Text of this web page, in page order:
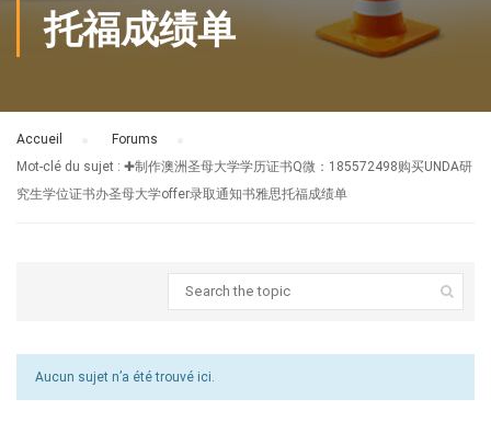
托福成绩单
Accueil Forums
Mot-clé du sujet : ✚制作澳洲圣母大学学历证书Q微：185572498购买UNDA研
究生学位证书办圣母大学offer录取通知书雅思托福成绩单
Aucun sujet n’a été trouvé ici.